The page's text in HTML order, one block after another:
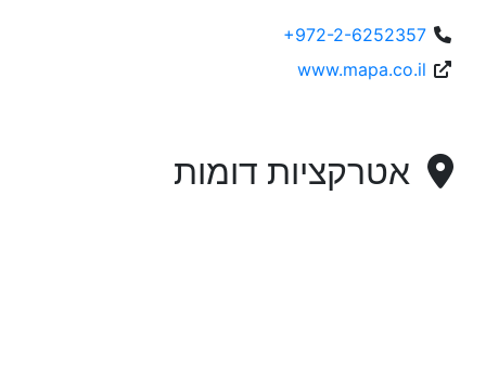
+972-2-6252357
www.mapa.co.il
אטרקציות דומות